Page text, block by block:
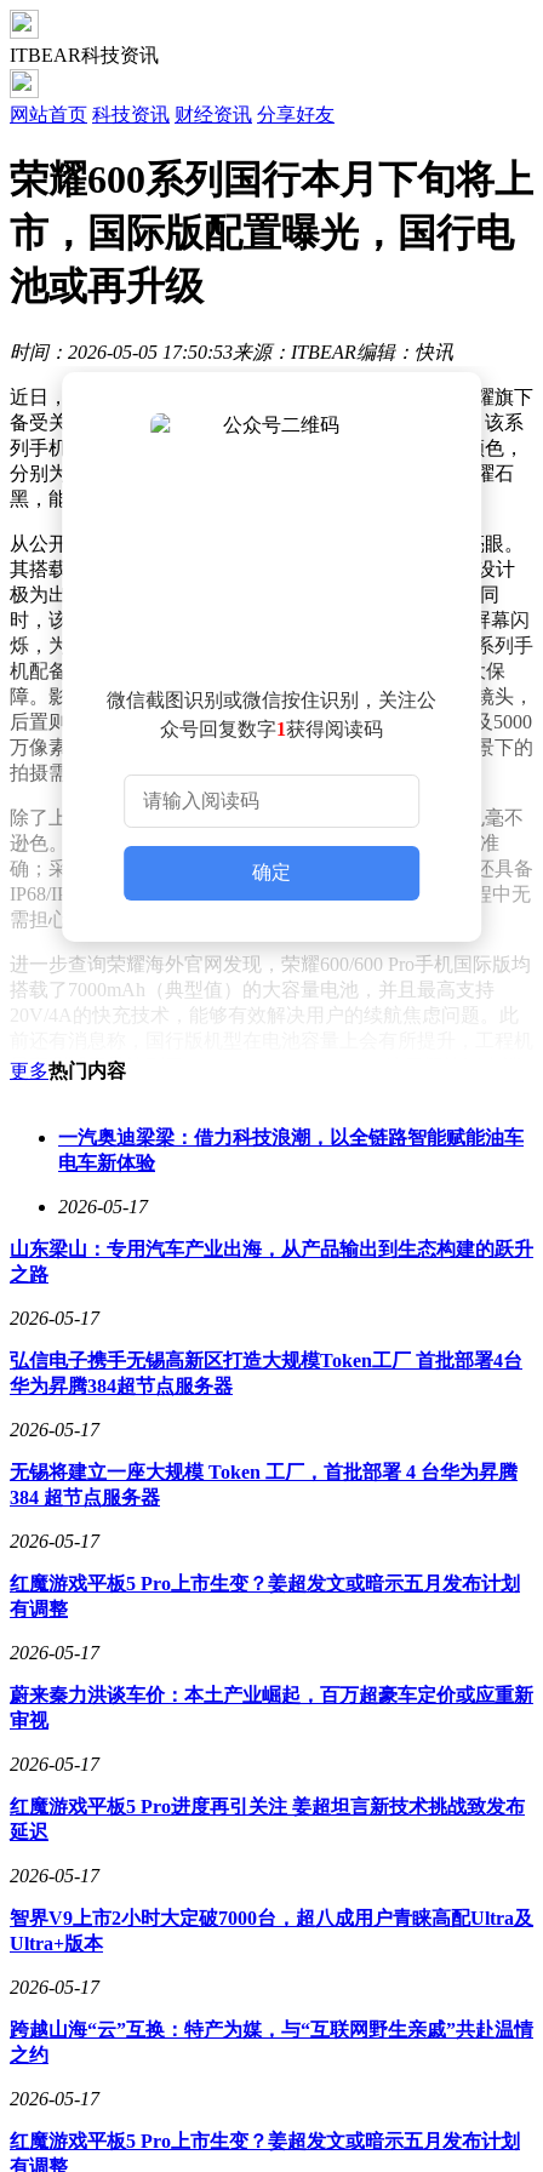
ITBEAR科技资讯
网站首页 科技资讯 财经资讯 分享好友
荣耀600系列国行本月下旬将上
市，国际版配置曝光，国行电
池或再升级
时间：2026-05-05 17:50:53来源：ITBEAR编辑：快讯
近日，有数码领域知名博主在回应网友提问时透露，荣耀旗下
备受关注的荣耀600系列手机暂定于本月下旬正式上市。该系
列手机在配色方面十分丰富，共备案了6款各具特色的颜色，
分别为好事橙、幸运星、茉莉白、青苹果、光羽蓝以及曜石
黑，能够满足不同消费者的审美需求。
从公开信息来看，荣耀600系列国际版在屏幕方面表现亮眼。
其搭载了一块6.57英寸的1.5K + 120Hz LTPS直屏，边框设计
极为出色，拥有0.98mm的极窄四等边，视觉效果出众。同
时，该屏幕还具备3840Hz PWM调光功能，能有效减少屏幕闪
烁，为用户带来更舒适的视觉体验。在性能配置上，该系列手
机配备了骁龙8 Elite芯片，为手机的流畅运行提供了强大保
障。影像系统方面同样可圈可点，前置采用5000万像素镜头，
后置则由2亿像素1/1.4"主摄、1200万像素超广角镜头以及5000
万像素3.5X潜望长焦镜头组成，能够满足用户在不同场景下的
拍摄需求。
除了上述核心配置，荣耀600系列国际版在外围配置上也毫不
逊色。它配备了3D超声波指纹识别技术，解锁更加快速准
确；采用金属中框设计，提升了手机的质感和耐用性；还具备
IP68/IP69/IP69K级别的防尘防水能力，让用户在使用过程中无
需担心手机因意外接触水或灰尘而受损。
进一步查询荣耀海外官网发现，荣耀600/600 Pro手机国际版均
搭载了7000mAh（典型值）的大容量电池，并且最高支持
20V/4A的快充技术，能够有效解决用户的续航焦虑问题。此
最高测试容量达到了8500mAh - 9000mAh±，这无疑让国内消
微信截图识别或微信按住识别，关注公
众号回复数字1获得阅读码
确定
更多热门内容
一汽奥迪梁梁：借力科技浪潮，以全链路智能赋能油车
电车新体验
2026-05-17
山东梁山：专用汽车产业出海，从产品输出到生态构建的跃升
之路
2026-05-17
弘信电子携手无锡高新区打造大规模Token工厂 首批部署4台
华为昇腾384超节点服务器
2026-05-17
无锡将建立一座大规模 Token 工厂，首批部署 4 台华为昇腾
384 超节点服务器
2026-05-17
红魔游戏平板5 Pro上市生变？姜超发文或暗示五月发布计划
有调整
2026-05-17
蔚来秦力洪谈车价：本土产业崛起，百万超豪车定价或应重新
审视
2026-05-17
红魔游戏平板5 Pro进度再引关注 姜超坦言新技术挑战致发布
延迟
2026-05-17
智界V9上市2小时大定破7000台，超八成用户青睐高配Ultra及
Ultra+版本
2026-05-17
跨越山海“云”互换：特产为媒，与“互联网野生亲戚”共赴温情
之约
2026-05-17
红魔游戏平板5 Pro上市生变？姜超发文或暗示五月发布计划
有调整